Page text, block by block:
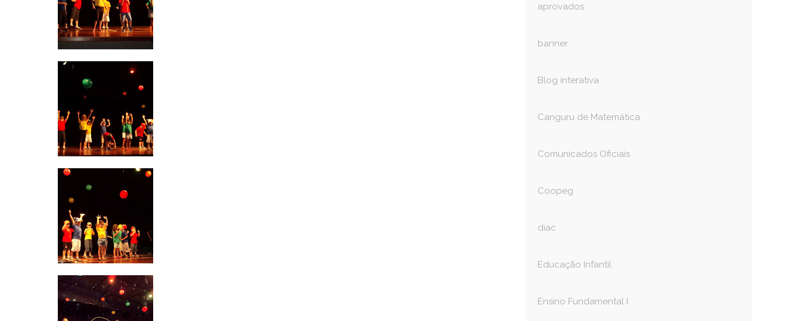
aprovados
banner
Blog interativa
Canguru de Matemática
Comunicados Oficiais
Coopeg
diac
Educação Infantil
Ensino Fundamental I